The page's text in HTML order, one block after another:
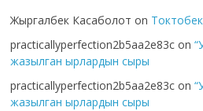
Жыргалбек Касаболот on
practicallyperfection2b5aa2e83c on
жазылган ырлардын сыры
practicallyperfection2b5aa2e83c on
жазылган ырлардын сыры